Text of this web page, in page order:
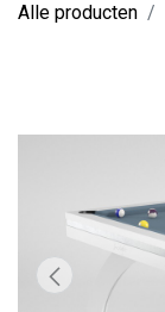
Alle producten